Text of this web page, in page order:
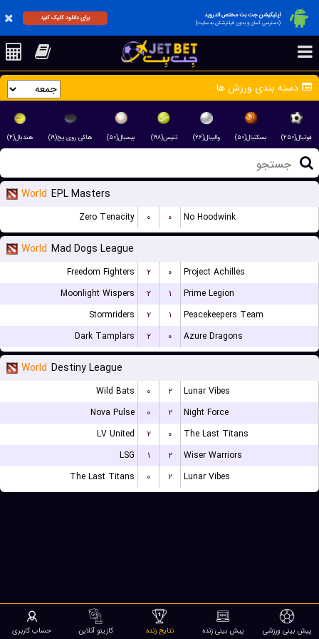
اپلیکیشن جت بت مختص اندروید
(دسترسی آسان و بدون فیلترشکن به سایت)
برای دانلود کلیک کنید
دسته بندی ورزش ها
فوتبال(۲۵۰) بسکتبال(۵۰) والیبال(۲۶) تنیس(۱۹۸) بیسبال(۵۰) هاکی روی یخ(۱۹) هندبال(۴)
World EPL Masters
Zero Tenacity ۰ ۰ No Hoodwink
World Mad Dogs League
Freedom Fighters ۲ ۰
Project Achilles
Moonlight Wispers
۲ ۱
Prime Legion
Stormriders
۲ ۱
Peacekeepers Team
Dark Tamplars
۲ ۰ Azure Dragons
World Destiny League
Wild Bats ۰ ۲
Lunar Vibes
Nova Pulse
۰ ۲
Night Force
LV United
۲ ۰
The Last Titans
LSG
۱ ۲
Wiser Warriors
The Last Titans
۰ ۲ Lunar Vibes
پیش بینی ورزشی پیش بینی زنده نتایج زنده کازینو آنلاین حساب کاربری